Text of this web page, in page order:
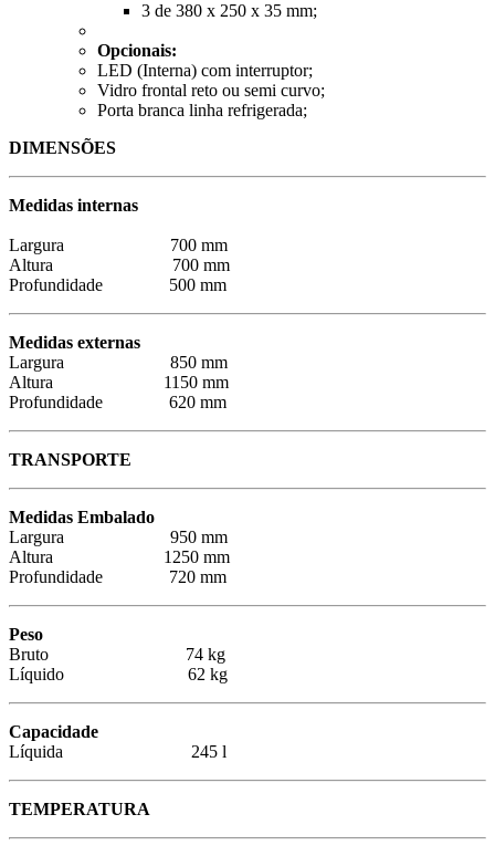
3 de 380 x 250 x 35 mm;
Opcionais:
LED (Interna) com interruptor;
Vidro frontal reto ou semi curvo;
Porta branca linha refrigerada;
DIMENSÕES
Medidas internas
Largura 700 mm
Altura 700 mm
Profundidade 500 mm
Medidas externas
Largura 850 mm
Altura 1150 mm
Profundidade 620 mm
TRANSPORTE
Medidas Embalado
Largura 950 mm
Altura 1250 mm
Profundidade 720 mm
Peso
Bruto 74 kg
Líquido 62 kg
Capacidade
Líquida 245 l
TEMPERATURA